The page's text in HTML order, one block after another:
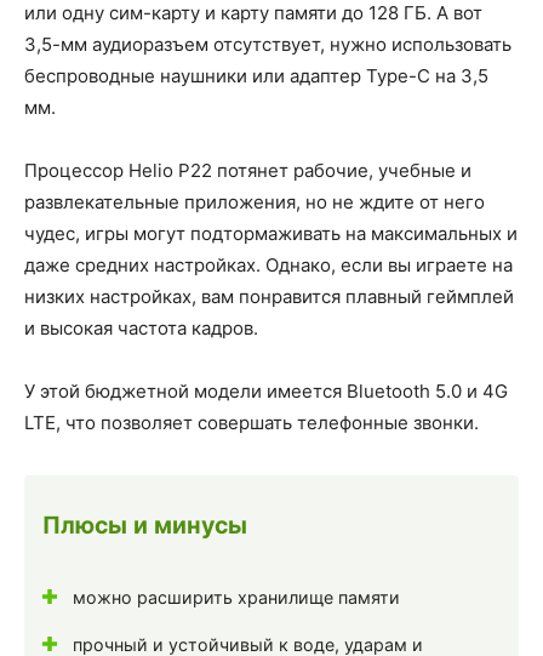
или одну сим-карту и карту памяти до 128 ГБ. А вот
3,5-мм аудиоразъем отсутствует, нужно использовать
беспроводные наушники или адаптер Type-C на 3,5
мм.
Процессор Helio P22 потянет рабочие, учебные и
развлекательные приложения, но не ждите от него
чудес, игры могут подтормаживать на максимальных и
даже средних настройках. Однако, если вы играете на
низких настройках, вам понравится плавный геймплей
и высокая частота кадров.
У этой бюджетной модели имеется Bluetooth 5.0 и 4G
LTE, что позволяет совершать телефонные звонки.
Плюсы и минусы
можно расширить хранилище памяти
прочный и устойчивый к воде, ударам и